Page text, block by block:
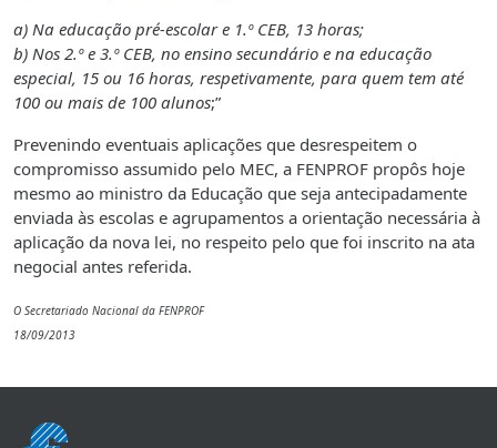
a) Na educação pré-escolar e 1.º CEB, 13 horas;
b) Nos 2.º e 3.º CEB, no ensino secundário e na educação
especial, 15 ou 16 horas, respetivamente, para quem tem até
100 ou mais de 100 alunos;”
Prevenindo eventuais aplicações que desrespeitem o
compromisso assumido pelo MEC, a FENPROF propôs hoje
mesmo ao ministro da Educação que seja antecipadamente
enviada às escolas e agrupamentos a orientação necessária à
aplicação da nova lei, no respeito pelo que foi inscrito na ata
negocial antes referida.
O Secretariado Nacional da FENPROF
18/09/2013